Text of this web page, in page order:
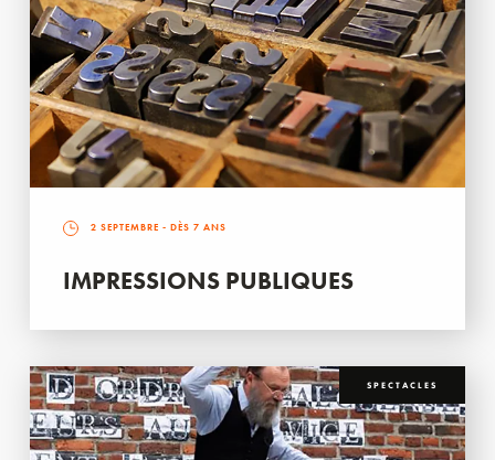
2 SEPTEMBRE - DÈS 7 ANS
IMPRESSIONS PUBLIQUES
SPECTACLES